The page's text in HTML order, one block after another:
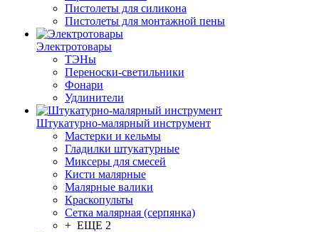
Пистолеты для силикона
Пистолеты для монтажной пены
Электротовары
ТЭНы
Переноски-светильники
Фонари
Удлинители
Штукатурно-малярный инструмент
Мастерки и кельмы
Гладилки штукатурные
Миксеры для смесей
Кисти малярные
Малярные валики
Краскопульты
Сетка малярная (серпянка)
+ ЕЩЕ 2